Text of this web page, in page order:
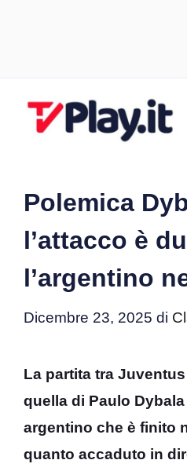
Polemica
l’attacco è
l’argentino
Dicembre 23, 2025 di
La partita tra
quella di Paulo
argentino che è finito
quanto accaduto in